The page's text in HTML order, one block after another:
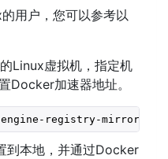
用户，您可以参考以
Linux虚拟机，指定机
Docker加速器地址。
engine-registry-
到本地，并通过Docker